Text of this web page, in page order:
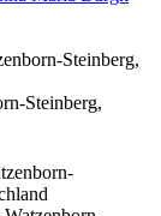
Steinberg,
Steinberg,